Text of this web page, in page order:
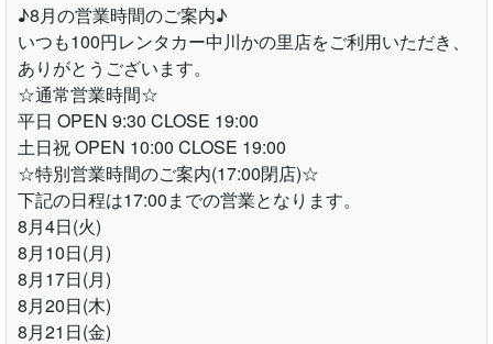
♪8月の営業時間のご案内♪
いつも100円レンタカー中川かの里店をご利用いただき、
ありがとうございます。
☆通常営業時間☆
平日 OPEN 9:30 CLOSE 19:00
土日祝 OPEN 10:00 CLOSE 19:00
☆特別営業時間のご案内(17:00閉店)☆
下記の日程は17:00までの営業となります。
8月4日(火)
8月10日(月)
8月17日(月)
8月20日(木)
8月21日(金)